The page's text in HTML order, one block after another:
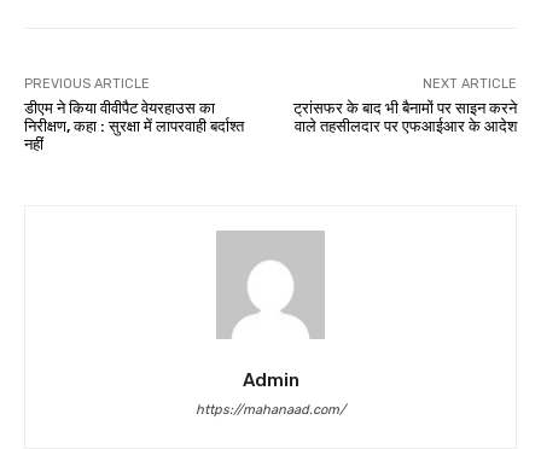
PREVIOUS ARTICLE
डीएम ने किया वीवीपैट वेयरहाउस का
निरीक्षण, कहा : सुरक्षा में लापरवाही बर्दाश्त
नहीं
NEXT ARTICLE
ट्रांसफर के बाद भी बैनामों पर साइन करने
वाले तहसीलदार पर एफआईआर के आदेश
Admin
https://mahanaad.com/